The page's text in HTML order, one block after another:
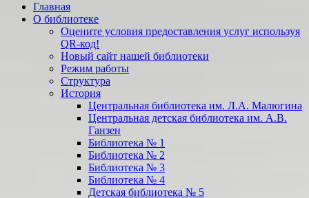
вверх
Главная
О библиотеке
Оцените условия предоставления услуг используя
QR-код!
Новый сайт нашей библиотеки
Режим работы
Структура
История
Центральная библиотека им. Л.А. Малюгина
Центральная детская библиотека им. А.В.
Ганзен
Библиотека № 1
Библиотека № 2
Библиотека № 3
Библиотека № 4
Детская библиотека № 5